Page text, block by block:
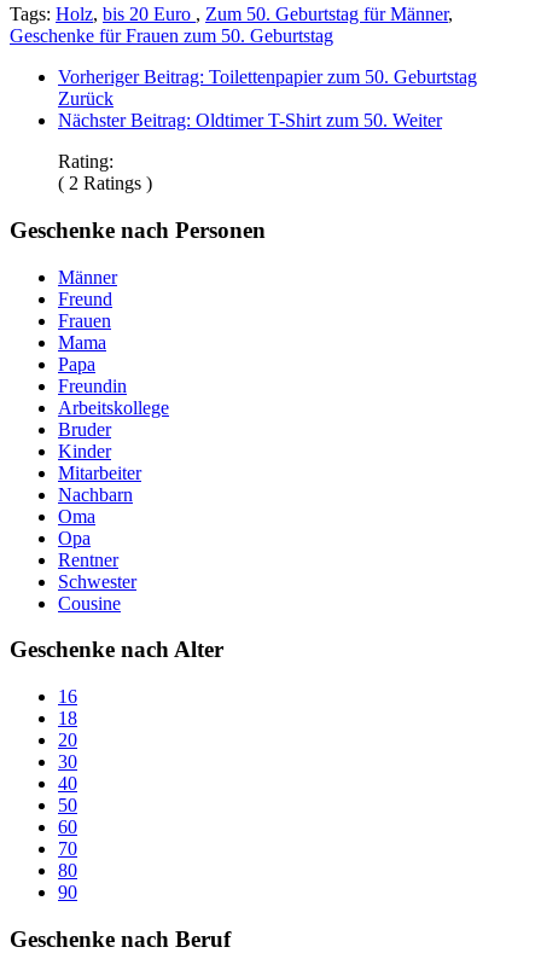
Tags: Holz, bis 20 Euro , Zum 50. Geburtstag für Männer,
Geschenke für Frauen zum 50. Geburtstag
Vorheriger Beitrag: Toilettenpapier zum 50. Geburtstag
Zurück
Nächster Beitrag: Oldtimer T-Shirt zum 50. Weiter
Rating:
( 2 Ratings )
Geschenke nach Personen
Männer
Freund
Frauen
Mama
Papa
Freundin
Arbeitskollege
Bruder
Kinder
Mitarbeiter
Nachbarn
Oma
Opa
Rentner
Schwester
Cousine
Geschenke nach Alter
16
18
20
30
40
50
60
70
80
90
Geschenke nach Beruf